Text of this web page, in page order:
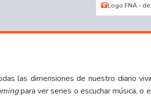
Logo FNA -
las dimensiones de nuestro diario
para ver series o escuchar música, o